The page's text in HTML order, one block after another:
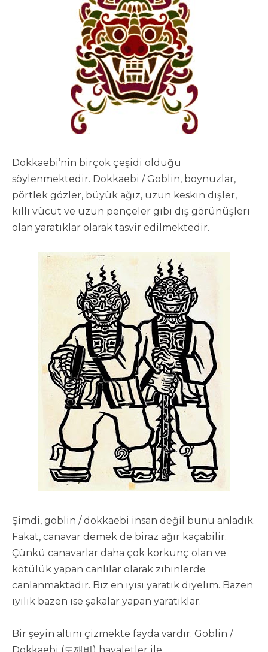
Dokkaebi’nin birçok çeşidi olduğu
söylenmektedir. Dokkaebi / Goblin, boynuzlar,
pörtlek gözler, büyük ağız, uzun keskin dişler,
kıllı vücut ve uzun pençeler gibi dış görünüşleri
olan yaratıklar olarak tasvir edilmektedir.
Şimdi, goblin / dokkaebi insan değil bunu anladık.
Fakat, canavar demek de biraz ağır kaçabilir.
Çünkü canavarlar daha çok korkunç olan ve
kötülük yapan canlılar olarak zihinlerde
canlanmaktadır. Biz en iyisi yaratık diyelim. Bazen
iyilik bazen ise şakalar yapan yaratıklar.
Bir şeyin altını çizmekte fayda vardır. Goblin /